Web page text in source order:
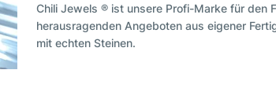
Chili Jewels ® ist unsere Profi-Marke für den
herausragenden Angeboten aus eigener
mit echten Steinen.